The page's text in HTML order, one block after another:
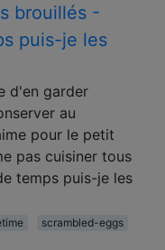
brouillés -
puis-je les
d'en garder
au
pour le petit
pas cuisiner tous
temps puis-je les
scrambled-eggs